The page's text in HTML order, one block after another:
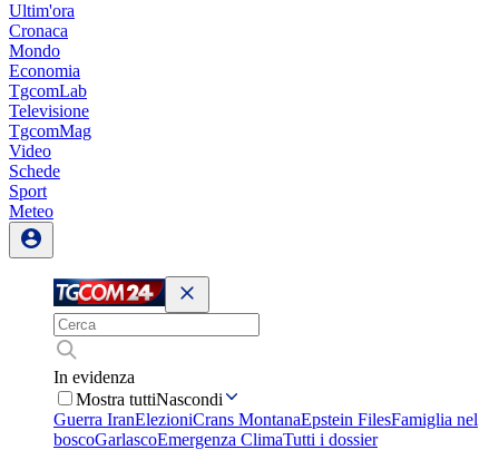
Ultim'ora
Cronaca
Mondo
Economia
TgcomLab
Televisione
TgcomMag
Video
Schede
Sport
Meteo
In evidenza
Mostra tuttiNascondi
Guerra IranElezioniCrans MontanaEpstein FilesFamiglia nel
boscoGarlascoEmergenza ClimaTutti i dossier